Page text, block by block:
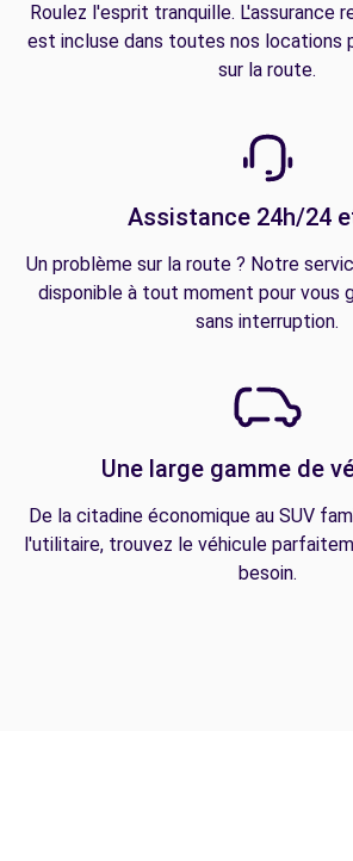
Roulez l'esprit tranquille. L'assurance
est incluse dans toutes nos locations
sur la route.
Assistance 24h/24
Un problème sur la route ? Notre
disponible à tout moment pour vous
sans interruption.
Une large gamme de
De la citadine économique au SUV
l'utilitaire, trouvez le véhicule
besoin.